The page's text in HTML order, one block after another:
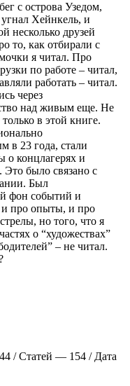
с острова Узедом,
Хейнкель, и
несколько друзей
то, как отбирали с
я читал. Про
по работе – читал,
работать – читал.
через
над живым еще. Не
в этой книге.
в 23 года, стали
о концлагерях и
было связано с
Был
фон событий и
и про опыты, и про
но того, что я
о “художествах”
– не читал.
/ Статей — 154 / Дата